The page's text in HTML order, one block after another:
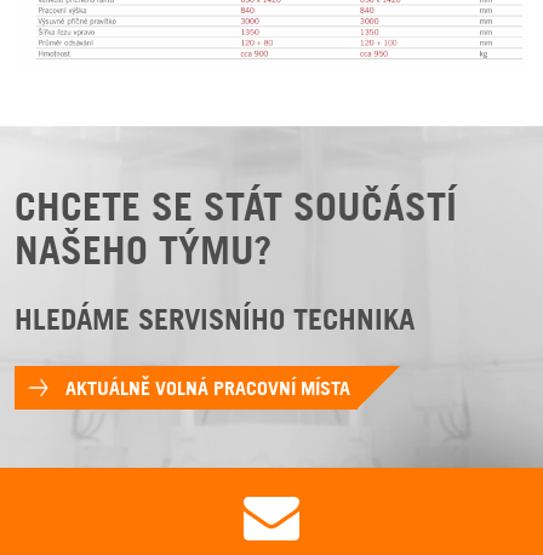
CHCETE SE STÁT SOUČÁSTÍ
NAŠEHO TÝMU?
HLEDÁME SERVISNÍHO TECHNIKA
AKTUÁLNĚ VOLNÁ PRACOVNÍ MÍSTA